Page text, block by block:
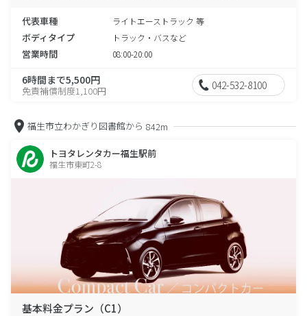
代表車種 ライトエーストラック 等
ボディタイプ トラック・バスなど
営業時間 08:00-20:00
6時間まで5,500円
免責補償制度1,100円 042-532-8100
福生市立わかぎり図書館から 842m
トヨタレンタカー福生駅前
福生市東町2-8
基本料金プラン（C1）